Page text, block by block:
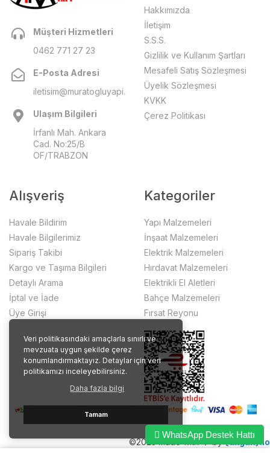
Veri politikasındaki amaçlarla sınırlı ve
mevzuata uygun şekilde çerez
konumlandırmaktayız. Detaylar için veri
politikamızı inceleyebilirsiniz.
Daha fazla bilgi
Tamam
Müşteri Hizmetleri
0462 771 27 23
E-Posta Adresi
iletisim@muratogluyapi.com
Ulaşım Bilgileri
İrfanlı Mah. Ankara
Cad. No:25/B
OF/TRABZON
Hakkımızda
İletişim
S.S.S.
Gizlilik ve Kullanım Şartları
Mesafeli Satış Sözleşmesi
Üyelik Sözleşmesi
KVKK
Çerez Politikası
Alışveriş
Havale Bildirim
Havale Bilgilerimiz
Sipariş Takibi
Kargo ve Taşıma Bilgileri
Detaylı Arama
İptal ve İade
Üye Girişi
Kategoriler
Yapı Malzemeleri
İnşaat Malzemeleri
Elektrik Malzemeleri
Hırdavat Malzemeleri
Elektrikli El Aletleri
Bahçe Malzemeleri
Fırsat Reyonu
©2023 made with ❤️ by {akgun}.io
WhatsApp Destek Hattı